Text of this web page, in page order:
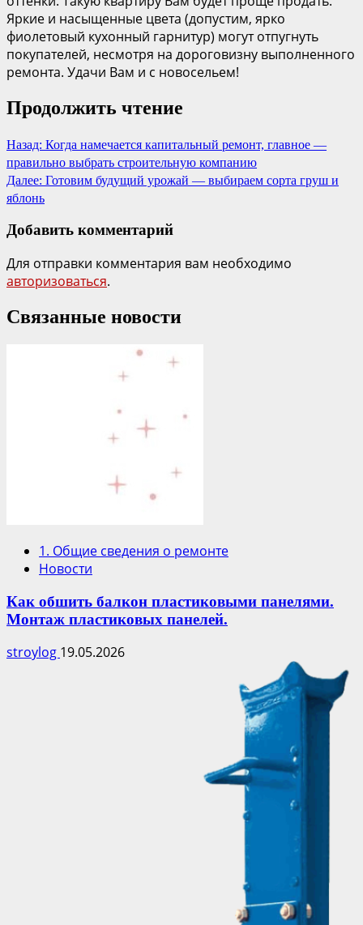
Яркие и насыщенные цвета (допустим, ярко
фиолетовый кухонный гарнитур) могут отпугнуть
покупателей, несмотря на дороговизну выполненного
ремонта. Удачи Вам и с новосельем!
Продолжить чтение
Назад: Когда намечается капитальный ремонт, главное —
правильно выбрать строительную компанию
Далее: Готовим будущий урожай — выбираем сорта груш и
яблонь
Добавить комментарий
Для отправки комментария вам необходимо
авторизоваться.
Связанные новости
1. Общие сведения о ремонте
Новости
Как обшить балкон пластиковыми панелями.
Монтаж пластиковых панелей.
stroylog 19.05.2026